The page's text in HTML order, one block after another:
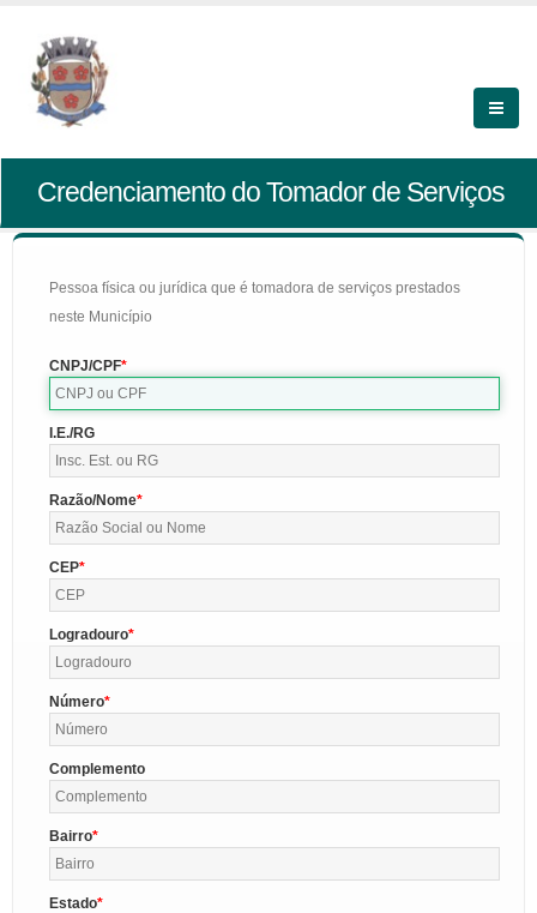
Credenciamento do Tomador de Serviços
Pessoa física ou jurídica que é tomadora de serviços prestados
neste Município
CNPJ/CPF
I.E./RG
Razão/Nome
CEP
Logradouro
Número
Complemento
Bairro
Estado